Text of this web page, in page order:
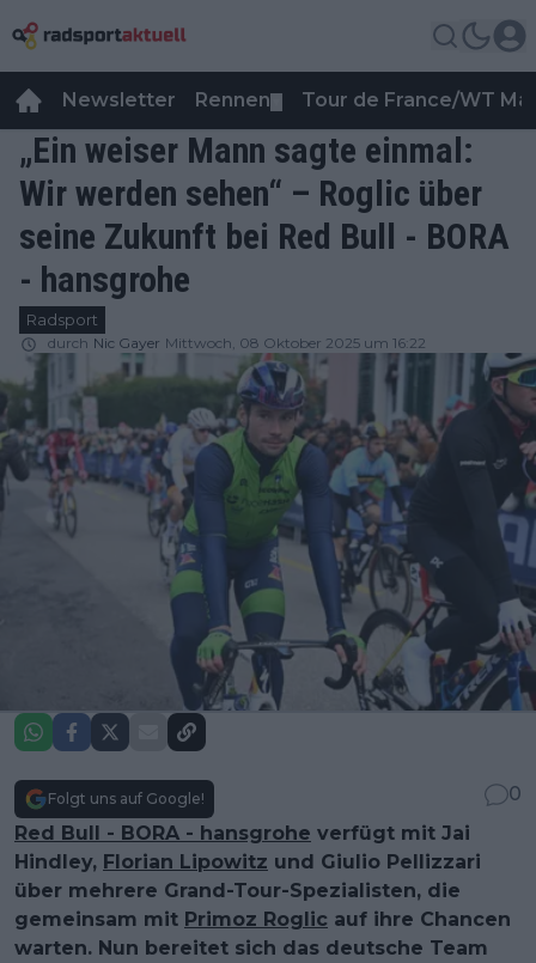
Newsletter Rennen Tour de France/WT
„Ein weiser Mann sagte einmal:
Wir werden sehen“ – Roglic über
seine Zukunft bei Red Bull - BORA
- hansgrohe
Radsport
durch Nic Gayer Mittwoch, 08 Oktober 2025 um 16:22
Folgt uns auf Google!
0
Red Bull - BORA - hansgrohe verfügt mit Jai
Hindley, Florian Lipowitz und Giulio Pellizzari
über mehrere Grand-Tour-Spezialisten, die
gemeinsam mit Primoz Roglic auf ihre Chancen
warten. Nun bereitet sich das deutsche Team